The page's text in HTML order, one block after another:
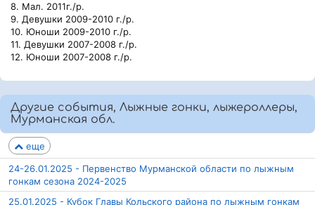
8. Мал. 2011г./р.
9. Девушки 2009-2010 г./р.
10. Юноши 2009-2010 г./р.
11. Девушки 2007-2008 г./р.
12. Юноши 2007-2008 г./р.
Другие события, Лыжные гонки, лыжероллеры,
Мурманская обл.
еще
24-26.01.2025 - Первенство Мурманской области по лыжным
гонкам сезона 2024-2025
25.01.2025 - Кубок Главы Кольского района по лыжным гонкам